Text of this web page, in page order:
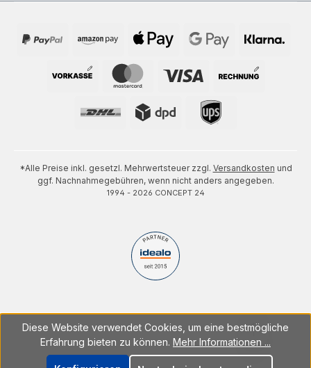
*Alle Preise inkl. gesetzl. Mehrwertsteuer zzgl. Versandkosten und
ggf. Nachnahmegebühren, wenn nicht anders angegeben.
1994 - 2026 CONCEPT 24
Diese Website verwendet Cookies, um eine bestmögliche
Erfahrung bieten zu können. Mehr Informationen ...